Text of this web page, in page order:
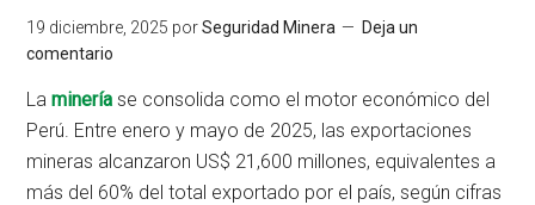
19 diciembre, 2025 porSeguridad Minera
Deja un
comentario
Laminería se consolida como el motor económico del
Perú. Entre enero y mayo de 2025, las exportaciones
mineras alcanzaron US$ 21,600 millones, equivalentes a
más del 60% del total exportado por el país, según cifras